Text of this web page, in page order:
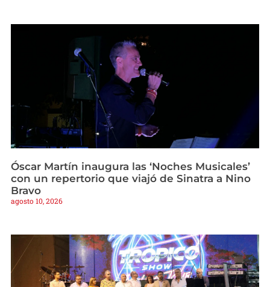
Óscar Martín inaugura las ‘Noches Musicales’
con un repertorio que viajó de Sinatra a Nino
Bravo
agosto 10, 2026